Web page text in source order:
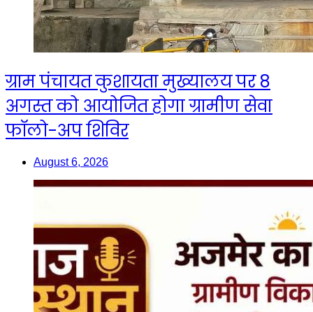
ग्राम पंचायत कुशायता मुख्यालय पर 8
अगस्त को आयोजित होगा ग्रामीण सेवा
फॉलो-अप शिविर
August 6, 2026